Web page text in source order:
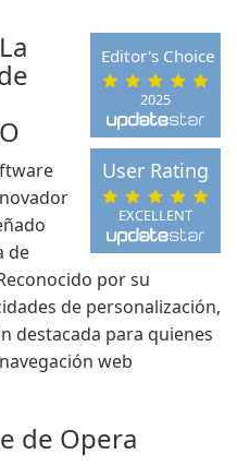
2025
Editor's Choice
EXCELLENT
User Rating
de
por su
de personalización,
destacada para quienes
web
de Opera